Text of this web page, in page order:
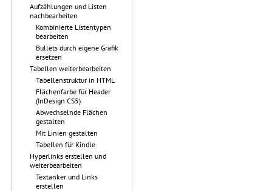
Aufzählungen und Listen
nachbearbeiten
Kombinierte Listentypen
bearbeiten
Bullets durch eigene Grafik
ersetzen
Tabellen weiterbearbeiten
Tabellenstruktur in HTML
Flächenfarbe für Header
(InDesign CS5)
Abwechselnde Flächen
gestalten
Mit Linien gestalten
Tabellen für Kindle
Hyperlinks erstellen und
weiterbearbeiten
Textanker und Links
erstellen